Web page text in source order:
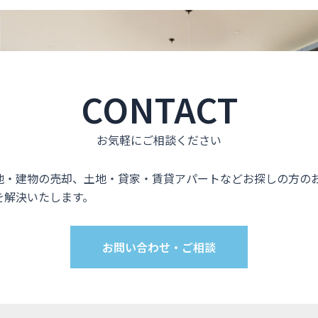
CONTACT
お気軽にご相談ください
・建物の売却、土地・貸家・賃貸アパートなどお探しの方の
決いたします。
お問い合わせ・ご相談